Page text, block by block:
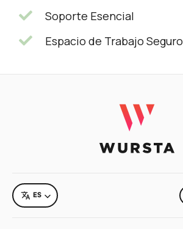
Soporte Esencial
Espacio de Trabajo Seguro
LANGUAGE
ES